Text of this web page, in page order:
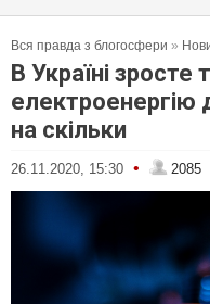
Вся правда з блогосфери »
В Україні зросте
електроенергію
на скільки
26.11.2020, 15:30 • 2085